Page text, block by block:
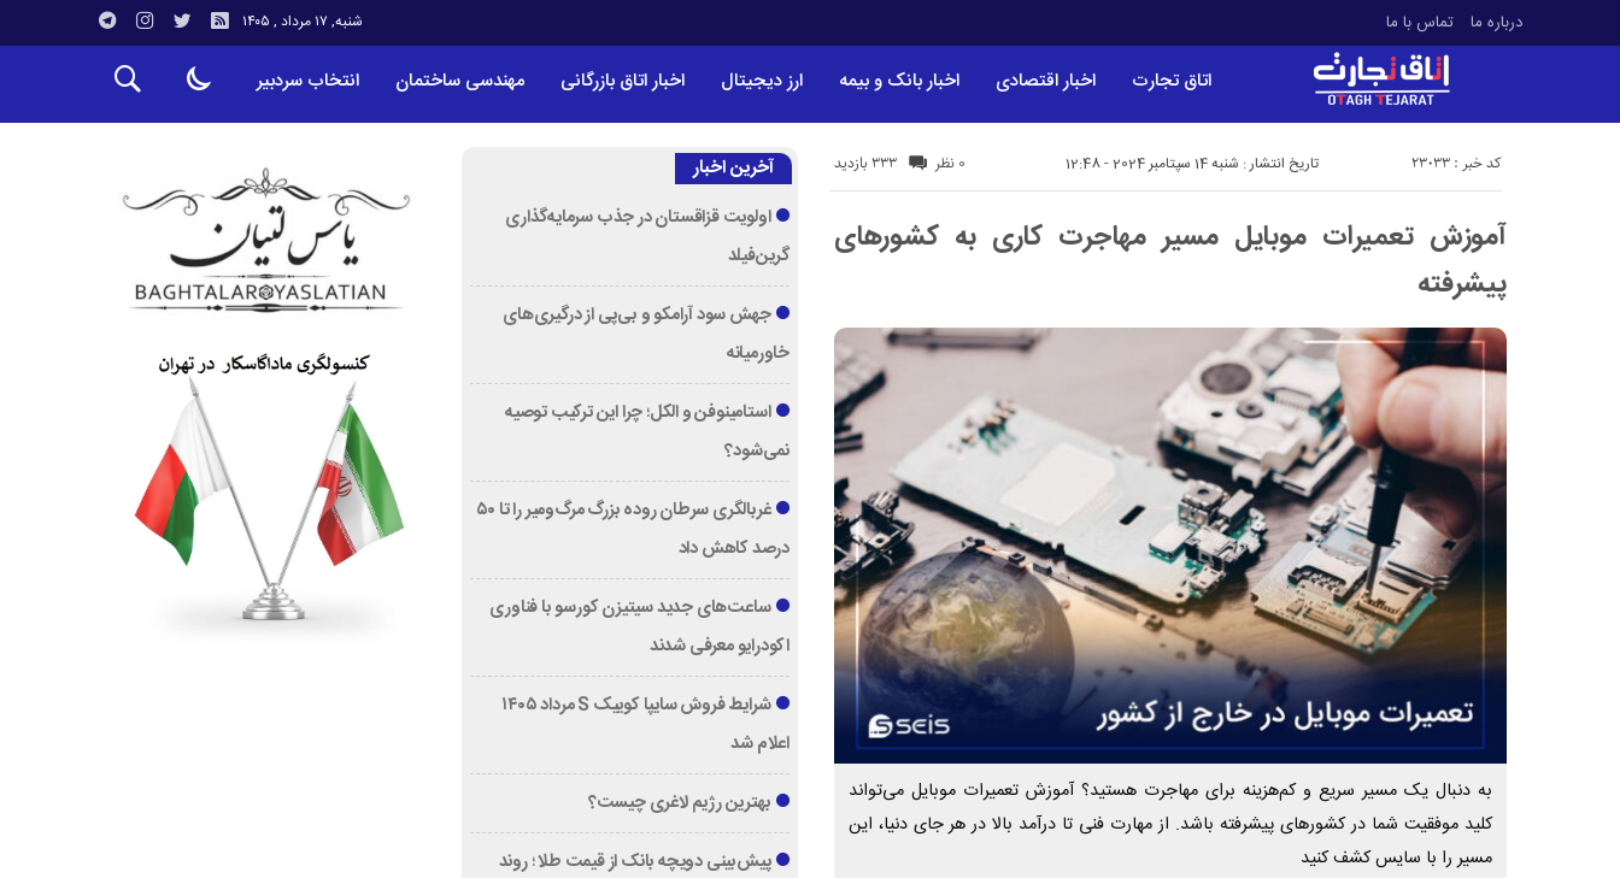
درباره ما تماس با ما شنبه, ۱۷ مرداد , ۱۴۰۵
اتاق تجارت اخبار اقتصادی اخبار بانک و بیمه ارز دیجیتال اخبار اتاق بازرگانی مهندسی ساختمان انتخاب سردبیر
تاریخ انتشار : شنبه 14 سپتامبر 2024 - 12:48 333 بازدید کد خبر : 23033 0 نظر
آموزش تعمیرات موبایل مسیر مهاجرت کاری به کشورهای
پیشرفته
به دنبال یک مسیر سریع و کم‌هزینه برای مهاجرت هستید؟ آموزش تعمیرات موبایل می‌تواند
کلید موفقیت شما در کشورهای پیشرفته باشد. از مهارت فنی تا درآمد بالا در هر جای دنیا، این
مسیر را با سایس کشف کنید
آخرین اخبار
اولویت قزاقستان در جذب سرمایه‌گذاری
گرین‌فیلد
جهش سود آرامکو و بی‌پی از درگیری‌های
خاورمیانه
استامینوفن و الکل؛ چرا این ترکیب توصیه
نمی‌شود؟
غربالگری سرطان روده بزرگ مرگ‌ومیر را تا ۵۰
درصد کاهش داد
ساعت‌های جدید سیتیزن کورسو با فناوری
اکودرایو معرفی شدند
شرایط فروش سایپا کوییک S مرداد ۱۴۰۵
اعلام شد
بهترین رژیم لاغری چیست؟
پیش‌بینی دویچه‌ بانک از قیمت طلا ؛ روند